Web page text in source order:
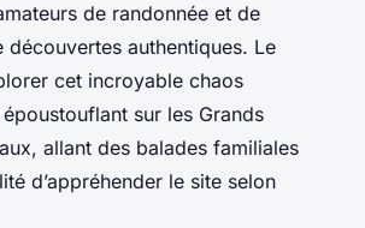
de randonnée et de
authentiques. Le
cet incroyable chaos
sur les Grands
allant des balades familiales
d’appréhender le site selon